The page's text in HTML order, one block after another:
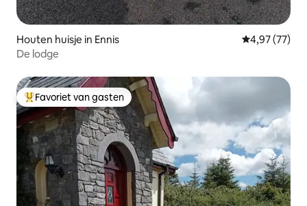
Houten huisje in Ennis Gemiddelde
4,97 (77)
De lodge
Topfavoriet van gasten
Favoriet van gasten